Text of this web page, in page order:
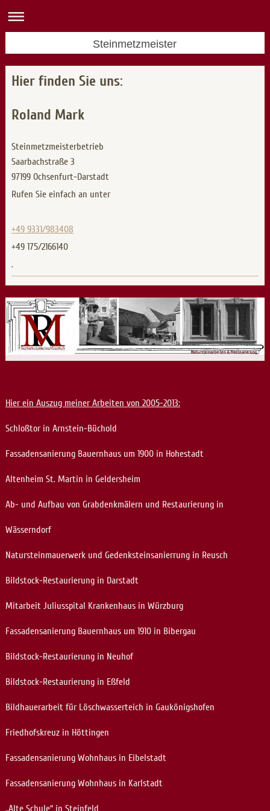
Steinmetzmeister
Hier finden Sie uns:
Roland Mark
Steinmetzmeisterbetrieb
Saarbachstraße 3
97199 Ochsenfurt-Darstadt
Rufen Sie einfach an unter
+49 9331/983408
+49 175/2166140
.
Hier ein Auszug meiner Arbeiten von 2005-2013:
Schloßtor in Arnstein-Büchold
Fassadensanierung Bauernhaus um 1900 in Hohestadt
Altenheim St. Martin in Geldersheim
Ab- und Aufbau von Grabdenkmälern und Restaurierung in
Wässerndorf
Natursteinmauerwerk und Gedenksteinsanierrung in Reusch
Bildstock-Restaurierung in Darstadt
Mitarbeit Juliusspital Krankenhaus in Würzburg
Fassadensanierung Bauernhaus um 1910 in Bibergau
Bildstock-Restaurierung in Neuhof
Bildstock-Restaurierung in Eßfeld
Bildhauerarbeit für Löschwasserteich in Gaukönigshofen
Friedhofskreuz in Höttingen
Fassadensanierung Wohnhaus in Eibelstadt
Fassadensanierung Wohnhaus in Karlstadt
„Alte Schule“ in Steinfeld